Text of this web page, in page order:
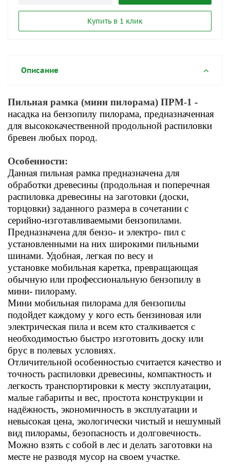
Купить в 1 клик
Описание
Пильная рамка (мини пилорама) ПРМ-1 -
насадка на бензопилу пилорама, предназначенная
для высококачественной продольной распиловки
бревен любых пород.
Особенности:
Данная пильная рамка предназначена для
обработки древесины (продольная и поперечная
распиловка древесины на заготовки (доски,
торцовки) заданного размера в сочетании с
серийно-изготавливаемыми бензопилами.
Предназначена для бензо- и электро- пил с
установленными на них широкими пильными
шинами. Удобная, легкая по весу и
установке мобильная каретка, превращающая
обычную или профессиональную бензопилу в
мини- пилораму.
Мини мобильная пилорама для бензопилы
подойдет каждому у кого есть бензиновая или
электрическая пила и всем кто сталкивается с
необходимостью быстро изготовить доску или
брус в полевых условиях.
Отличительной особенностью считается качество и
точность распиловки древесины, компактность и
легкость транспортировки к месту эксплуатации,
малые габариты и вес, простота конструкции и
надёжность, экономичность в эксплуатации и
невысокая цена, экологически чистый и нешумный
вид пилорамы, безопасность и долговечность.
Можно взять с собой в лес и делать заготовки на
месте не разводя мусор на своем участке.